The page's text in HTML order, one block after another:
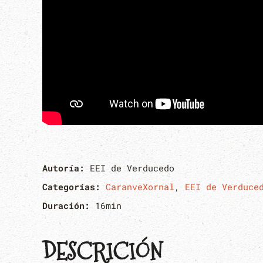
Autoría: EEI de Verducedo
Categorías:CaranveXornal, EEI de
Duración: 16min
DESCRICIÓN